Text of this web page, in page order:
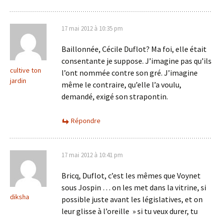
cultive ton
jardin
17 mai 2012 à 10:35 pm
Baillonnée, Cécile Duflot? Ma foi, elle était
consentante je suppose. J’imagine pas qu’ils
l’ont nommée contre son gré. J’imagine
même le contraire, qu’elle l’a voulu,
demandé, exigé son strapontin.
Répondre
diksha
17 mai 2012 à 10:41 pm
Bricq, Duflot, c’est les mêmes que Voynet
sous Jospin … on les met dans la vitrine, si
possible juste avant les législatives, et on
leur glisse à l’oreille » si tu veux durer, tu